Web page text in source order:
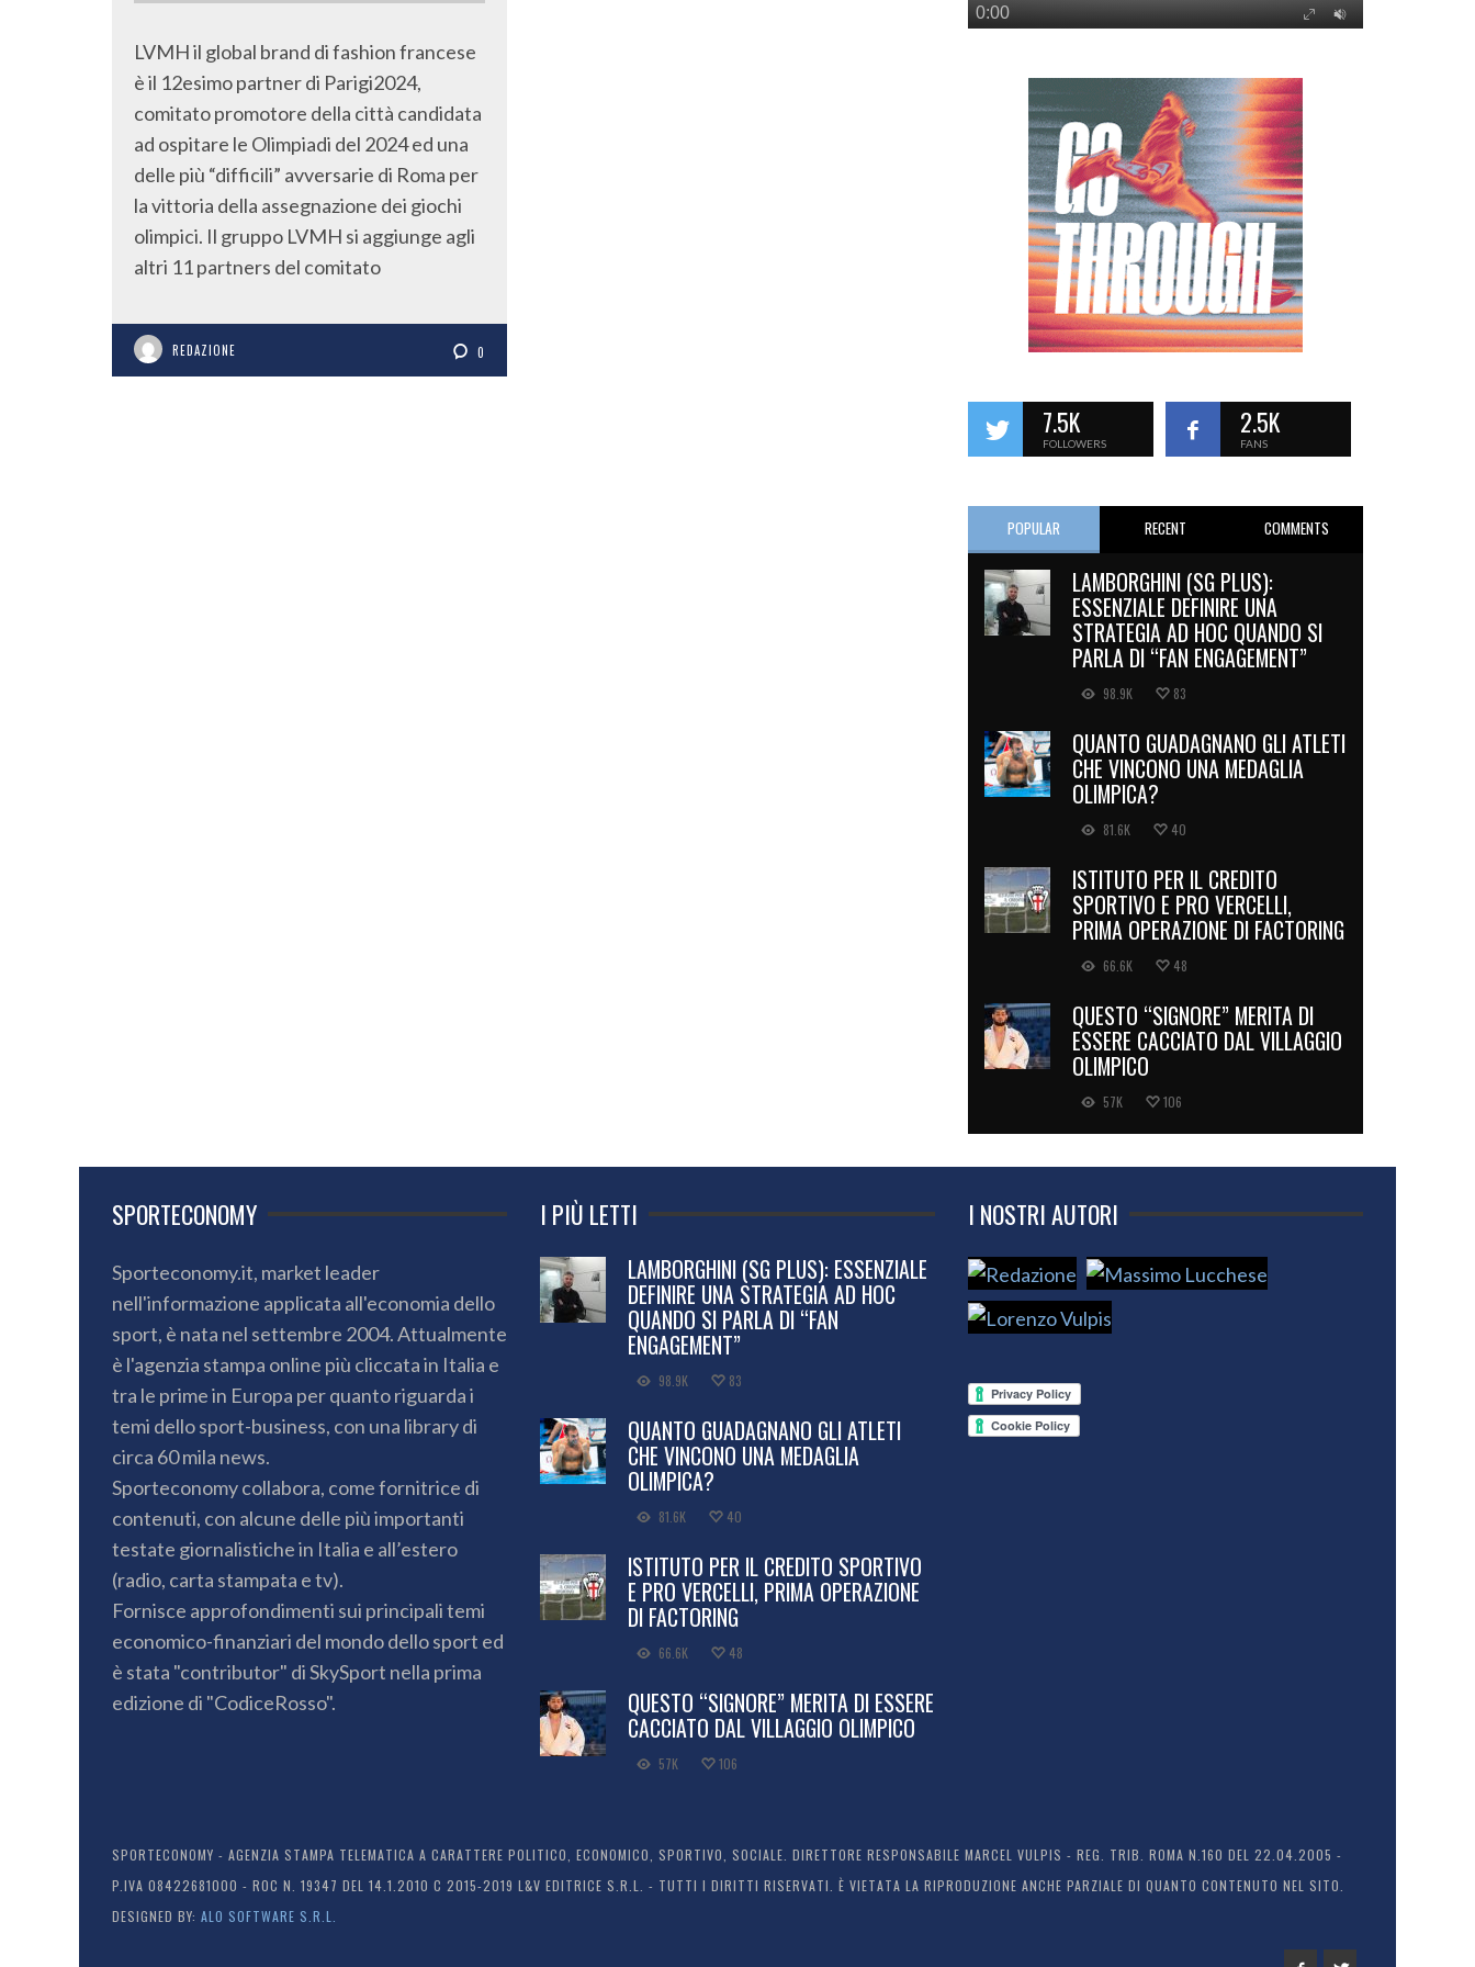
LVMH il global brand di fashion francese
è il 12esimo partner di Parigi2024,
comitato promotore della città candidata
ad ospitare le Olimpiadi del 2024 ed una
delle più “difficili” avversarie di Roma per
la vittoria della assegnazione dei giochi
olimpici. Il gruppo LVMH si aggiunge agli
altri 11 partners del comitato
REDAZIONE 0
7.5K
FOLLOWERS
2.5K
FANS
POPULAR RECENT COMMENTS
LAMBORGHINI (SG PLUS):
ESSENZIALE DEFINIRE UNA
STRATEGIA AD HOC QUANDO SI
PARLA DI “FAN ENGAGEMENT”
98.9K 83
QUANTO GUADAGNANO GLI ATLETI
CHE VINCONO UNA MEDAGLIA
OLIMPICA?
81.6K 40
ISTITUTO PER IL CREDITO
SPORTIVO E PRO VERCELLI,
PRIMA OPERAZIONE DI FACTORING
66.6K 48
QUESTO “SIGNORE” MERITA DI
ESSERE CACCIATO DAL VILLAGGIO
OLIMPICO
57K 106
SPORTECONOMY
Sporteconomy.it, market leader
nell'informazione applicata all'economia dello
sport, è nata nel settembre 2004. Attualmente
è l'agenzia stampa online più cliccata in Italia e
tra le prime in Europa per quanto riguarda i
temi dello sport-business, con una library di
circa 60 mila news.
Sporteconomy collabora, come fornitrice di
contenuti, con alcune delle più importanti
testate giornalistiche in Italia e all’estero
(radio, carta stampata e tv).
Fornisce approfondimenti sui principali temi
economico-finanziari del mondo dello sport ed
è stata "contributor" di SkySport nella prima
edizione di "CodiceRosso".
I PIÙ LETTI
LAMBORGHINI (SG PLUS): ESSENZIALE
DEFINIRE UNA STRATEGIA AD HOC
QUANDO SI PARLA DI “FAN
ENGAGEMENT”
98.9K 83
QUANTO GUADAGNANO GLI ATLETI
CHE VINCONO UNA MEDAGLIA
OLIMPICA?
81.6K 40
ISTITUTO PER IL CREDITO SPORTIVO
E PRO VERCELLI, PRIMA OPERAZIONE
DI FACTORING
66.6K 48
QUESTO “SIGNORE” MERITA DI ESSERE
CACCIATO DAL VILLAGGIO OLIMPICO
57K 106
I NOSTRI AUTORI
SPORTECONOMY - AGENZIA STAMPA TELEMATICA A CARATTERE POLITICO, ECONOMICO, SPORTIVO, SOCIALE. DIRETTORE RESPONSABILE MARCEL VULPIS - REG. TRIB. ROMA N.160 DEL 22.04.2005 -
P.IVA 08422681000 - ROC N. 19347 DEL 14.1.2010 C 2015-2019 L&V EDITRICE S.R.L. - TUTTI I DIRITTI RISERVATI. È VIETATA LA RIPRODUZIONE ANCHE PARZIALE DI QUANTO CONTENUTO NEL SITO.
DESIGNED BY: ALO SOFTWARE S.R.L.